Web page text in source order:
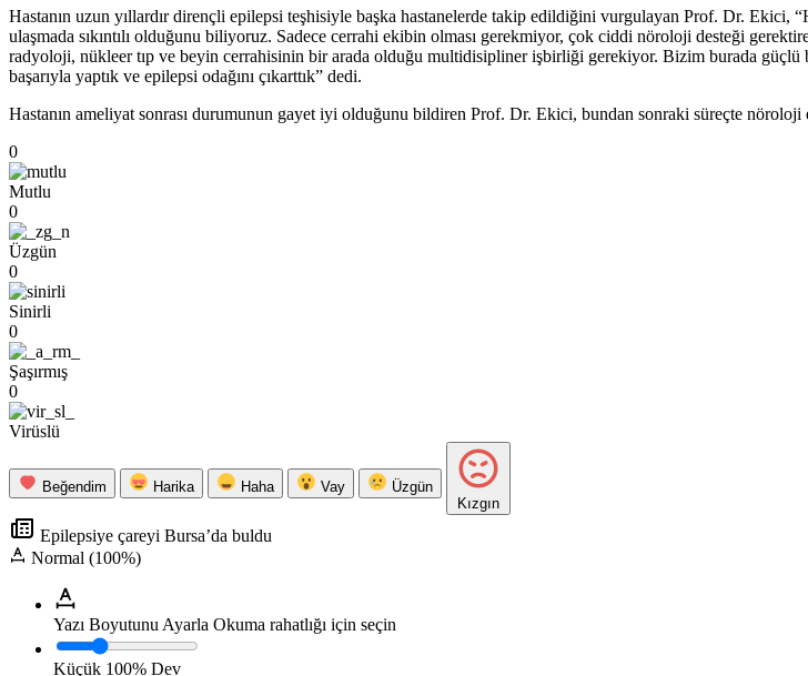
Hastanın uzun yıllardır dirençli epilepsi teşhisiyle başka hastanelerde takip edildiğini vurgulayan Prof. Dr. Ekici,
ulaşmada sıkıntılı olduğunu biliyoruz. Sadece cerrahi ekibin olması gerekmiyor, çok ciddi nöroloji desteği
radyoloji, nükleer tıp ve beyin cerrahisinin bir arada olduğu multidisipliner işbirliği gerekiyor. Bizim burada güçlü
başarıyla yaptık ve epilepsi odağını çıkarttık” dedi.
Hastanın ameliyat sonrası durumunun gayet iyi olduğunu bildiren Prof. Dr. Ekici, bundan sonraki süreçte nöroloji
0
Mutlu
0
Üzgün
0
Sinirli
0
Şaşırmış
0
Virüslü
Beğendim Harika Haha Vay
Üzgün
Kızgın
Epilepsiye çareyi Bursa’da buldu
Normal (100%)
Yazı Boyutunu Ayarla Okuma rahatlığı için seçin
Küçük 100% Dev